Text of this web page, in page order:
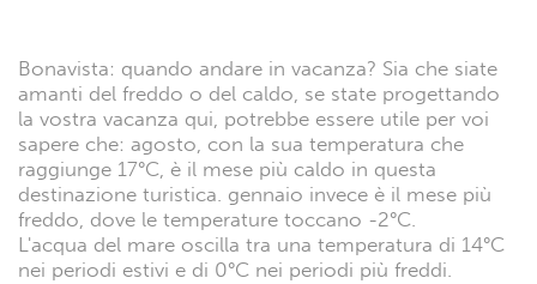
Bonavista: quando andare in vacanza? Sia che siate
amanti del freddo o del caldo, se state progettando
la vostra vacanza qui, potrebbe essere utile per voi
sapere che: agosto, con la sua temperatura che
raggiunge 17°C, è il mese più caldo in questa
destinazione turistica. gennaio invece è il mese più
freddo, dove le temperature toccano -2°C.
L'acqua del mare oscilla tra una temperatura di 14°C
nei periodi estivi e di 0°C nei periodi più freddi.